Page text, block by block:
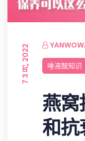
7 3 月, 2022 唾液酸知识
燕
和